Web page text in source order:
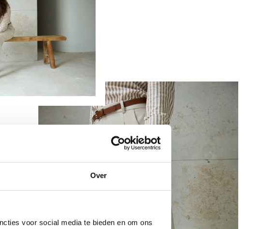
Over
voor social media te bieden en om ons